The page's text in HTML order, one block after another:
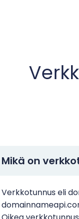
Mikä on
Verkkotunnus eli